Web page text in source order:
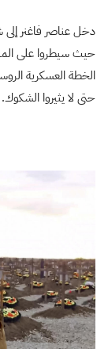
حيث سيطروا على
الخطة العسكرية
حتى لا يثيروا الشكوك.